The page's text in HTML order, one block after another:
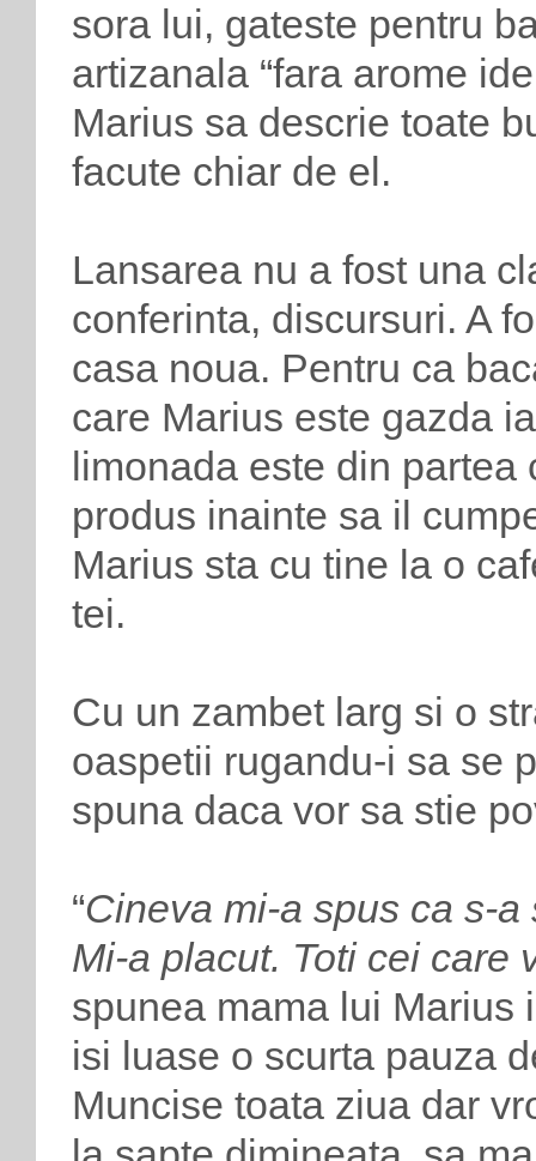
sora lui, gateste pentru
artizanala “fara arome
Marius sa descrie toate
facute chiar de el.
Lansarea nu a fost una
conferinta, discursuri. A
casa noua. Pentru ca
care Marius este gazda
limonada este din
produs inainte sa il
Marius sta cu tine la o
tei.
Cu un zambet larg si o
oaspetii rugandu-i sa se
spuna daca vor sa stie
“Cineva mi-a spus ca s-
Mi-a placut. Toti cei care
spunea mama lui Marius
isi luase o scurta pauza
Muncise toata ziua dar